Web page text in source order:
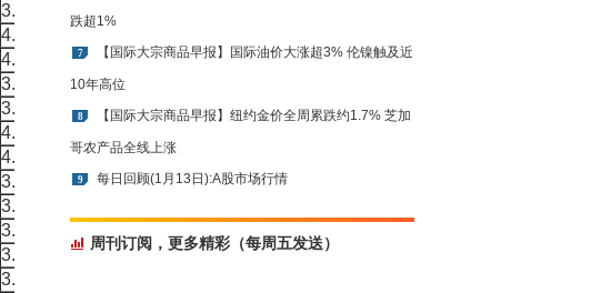
3.4341%
4.2564%
4.3952% 21.52
1.97
3.7099% 2.99
3.4489% 5.89
2.07
4.4093%
4.1300% -19
3.9417% -16.83
1.34
3.7005%
3.4734%
3.9307% -17.93
1.75
3.8969%
跌超1%
7 【国际大宗商品早报】国际油价大涨超3% 伦镍触及近
10年高位
8 【国际大宗商品早报】纽约金价全周累跌约1.7% 芝加
哥农产品全线上涨
9 每日回顾(1月13日):A股市场行情
周刊订阅，更多精彩（每周五发送）